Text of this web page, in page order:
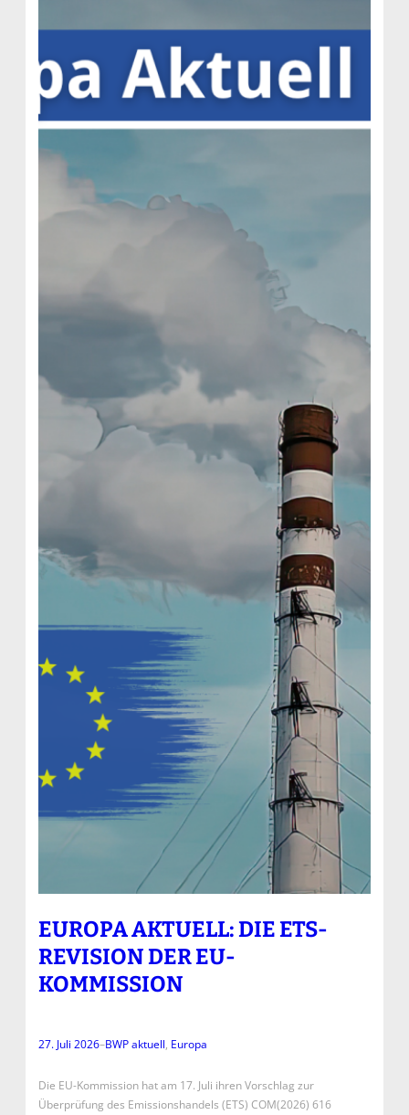
EUROPA AKTUELL: DIE ETS-
REVISION DER EU-
KOMMISSION
27. Juli 2026–BWP aktuell, Europa
Die EU-Kommission hat am 17. Juli ihren Vorschlag zur
Überprüfung des Emissionshandels (ETS) COM(2026) 616